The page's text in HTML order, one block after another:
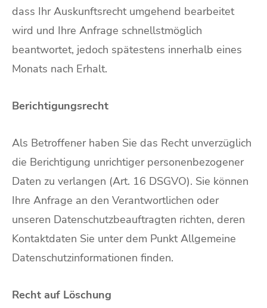
dass Ihr Auskunftsrecht umgehend bearbeitet
wird und Ihre Anfrage schnellstmöglich
beantwortet, jedoch spätestens innerhalb eines
Monats nach Erhalt.
Berichtigungsrecht
Als Betroffener haben Sie das Recht unverzüglich
die Berichtigung unrichtiger personenbezogener
Daten zu verlangen (Art. 16 DSGVO). Sie können
Ihre Anfrage an den Verantwortlichen oder
unseren Datenschutzbeauftragten richten, deren
Kontaktdaten Sie unter dem Punkt Allgemeine
Datenschutzinformationen finden.
Recht auf Löschung